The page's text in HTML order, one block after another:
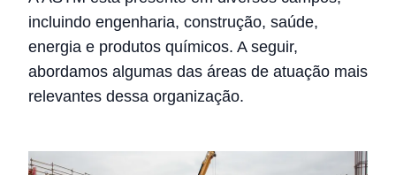
incluindo engenharia, construção, saúde,
energia e produtos químicos. A seguir,
abordamos algumas das áreas de atuação mais
relevantes dessa organização.